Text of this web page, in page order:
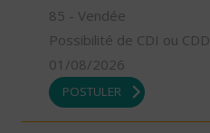
85 - Vendée
Possibilité de CDI ou CDD
01/08/2026
POSTULER